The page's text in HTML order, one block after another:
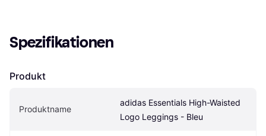
Spezifikationen
Produkt
Produktname
adidas Essentials High-Waisted
Logo Leggings - Bleu